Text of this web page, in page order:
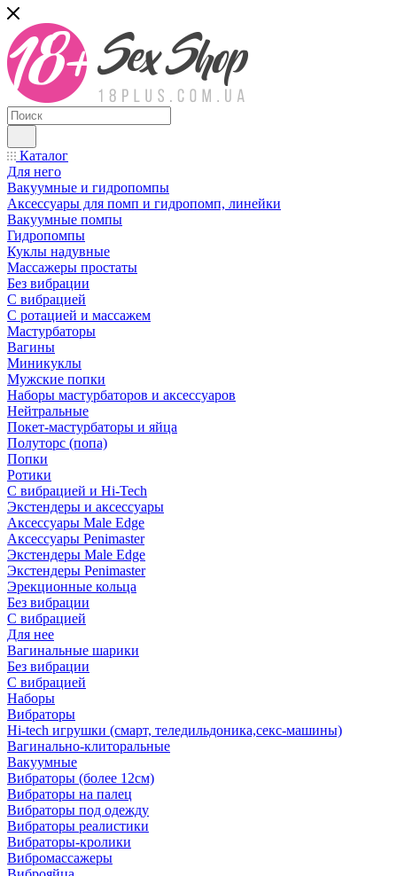
Каталог
Для него
Вакуумные и гидропомпы
Аксессуары для помп и гидропомп, линейки
Вакуумные помпы
Гидропомпы
Куклы надувные
Массажеры простаты
Без вибрации
С вибрацией
С ротацией и массажем
Мастурбаторы
Вагины
Миникуклы
Мужские попки
Наборы мастурбаторов и аксессуаров
Нейтральные
Покет-мастурбаторы и яйца
Полуторс (попа)
Попки
Ротики
С вибрацией и Hi-Tech
Экстендеры и аксессуары
Аксессуары Male Edge
Аксессуары Penimaster
Экстендеры Male Edge
Экстендеры Penimaster
Эрекционные кольца
Без вибрации
С вибрацией
Для нее
Вагинальные шарики
Без вибрации
С вибрацией
Наборы
Вибраторы
Hi-tech игрушки (смарт, теледильдоника,секс-машины)
Вагинально-клиторальные
Вакуумные
Вибраторы (более 12см)
Вибраторы на палец
Вибраторы под одежду
Вибраторы реалистики
Вибраторы-кролики
Вибромассажеры